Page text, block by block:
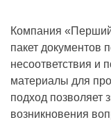
Компания
пакет документов
несоответствия и
материалы для
подход позволяет
возникновения